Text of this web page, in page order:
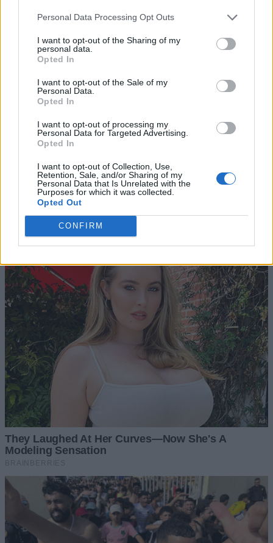
Personal Data Processing Opt Outs
I want to opt-out of the Sharing of my
personal data.
Opted In
I want to opt-out of the Sale of my
Personal Data.
Opted In
I want to opt-out of processing my
Personal Data for Targeted Advertising.
Opted In
I want to opt-out of Collection, Use,
Retention, Sale, and/or Sharing of my
Personal Data that Is Unrelated with the
Purposes for which it was collected.
Opted Out
CONFIRM